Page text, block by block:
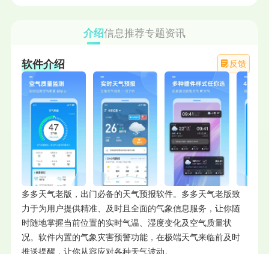
介绍信息推荐专题资讯
反馈
软件介绍
多多天气老版，出门必备的天气预报软件。多多天气老版致
力于为用户提供精准、及时且全面的气象信息服务，让你随
时随地掌握当前位置的实时气温、湿度变化及空气质量状
况。软件内置的气象灾害预警功能，在极端天气来临前及时
推送提醒，让你从容应对各种天气波动。